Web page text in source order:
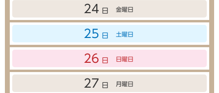
24 日 金曜日
25 日 土曜日
26 日 日曜日
27 日 月曜日